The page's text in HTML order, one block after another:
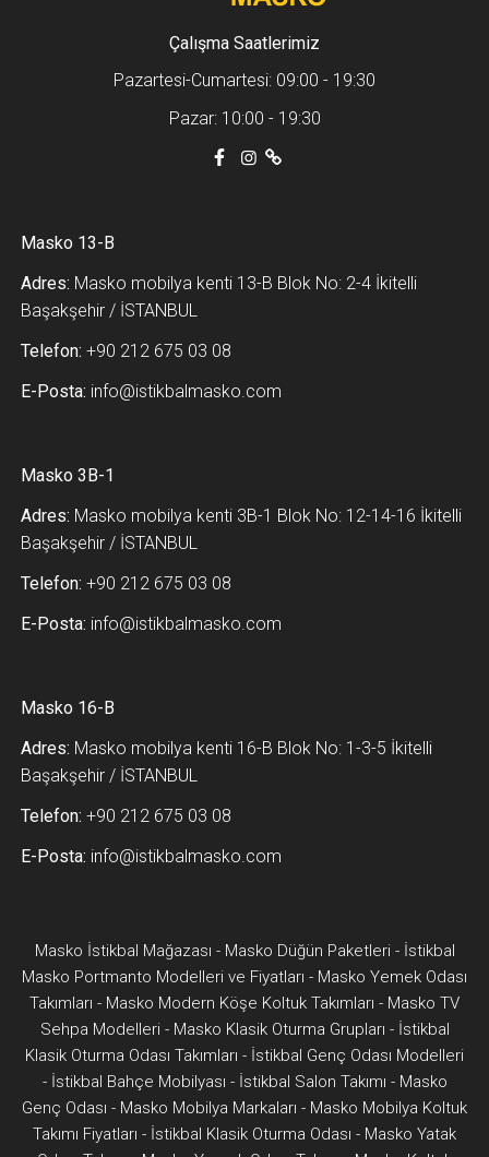
Çalışma Saatlerimiz
Pazartesi-Cumartesi: 09:00 - 19:30
Pazar: 10:00 - 19:30
Masko 13-B
Adres: Masko mobilya kenti 13-B Blok No: 2-4 İkitelli
Başakşehir / İSTANBUL
Telefon: +90 212 675 03 08
E-Posta: info@istikbalmasko.com
Masko 3B-1
Adres: Masko mobilya kenti 3B-1 Blok No: 12-14-16 İkitelli
Başakşehir / İSTANBUL
Telefon: +90 212 675 03 08
E-Posta: info@istikbalmasko.com
Masko 16-B
Adres: Masko mobilya kenti 16-B Blok No: 1-3-5 İkitelli
Başakşehir / İSTANBUL
Telefon: +90 212 675 03 08
E-Posta: info@istikbalmasko.com
Masko İstikbal Mağazası - Masko Düğün Paketleri- İstikbal
Masko Portmanto Modelleri ve Fiyatları - Masko Yemek Odası
Takımları - Masko Modern Köşe Koltuk Takımları - Masko TV
Sehpa Modelleri- Masko Klasik Oturma Grupları - İstikbal
Klasik Oturma Odası Takımları - İstikbal Genç Odası Modelleri
- İstikbal Bahçe Mobilyası - İstikbal Salon Takımı - Masko
Genç Odası - Masko Mobilya Markaları - Masko Mobilya Koltuk
Takımı Fiyatları - İstikbal Klasik Oturma Odası - Masko Yatak